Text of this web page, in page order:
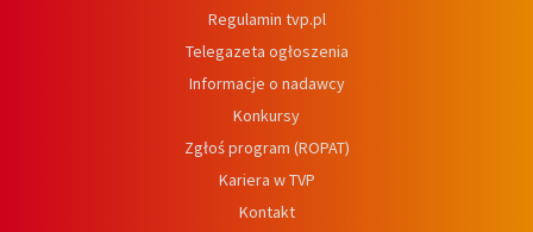
Regulamin tvp.pl
Telegazeta ogłoszenia
Informacje o nadawcy
Konkursy
Zgłoś program (ROPAT)
Kariera w TVP
Kontakt